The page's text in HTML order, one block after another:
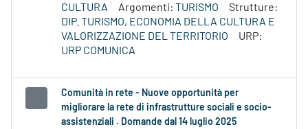
CULTURA
Argomenti: TURISMO
Strutture:
DIP. TURISMO, ECONOMIA DELLA CULTURA E
VALORIZZAZIONE DEL TERRITORIO
URP:
URP COMUNICA
Comunità in rete - Nuove opportunità per
migliorare la rete di infrastrutture sociali e socio-
assistenziali . Domande dal 14 luglio 2025